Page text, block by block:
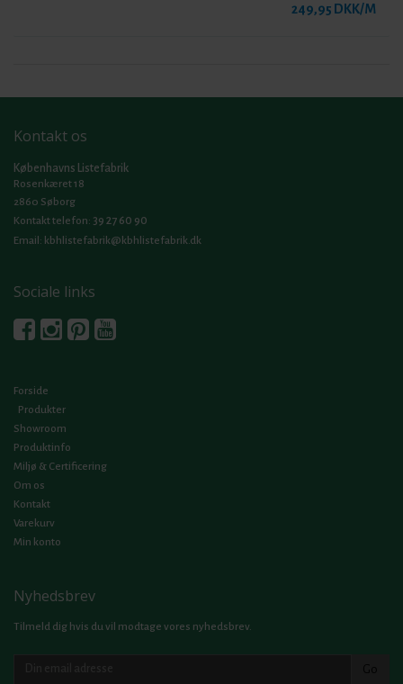
249,95 DKK/M
Kontakt os
Københavns Listefabrik
Rosenkæret 18
2860 Søborg
Kontakt telefon: 39 27 60 90
Email: kbhlistefabrik@kbhlistefabrik.dk
Sociale links
Forside
Produkter
Showroom
Produktinfo
Miljø & Certificering
Om os
Kontakt
Varekurv
Min konto
Nyhedsbrev
Tilmeld dig hvis du vil modtage vores nyhedsbrev.